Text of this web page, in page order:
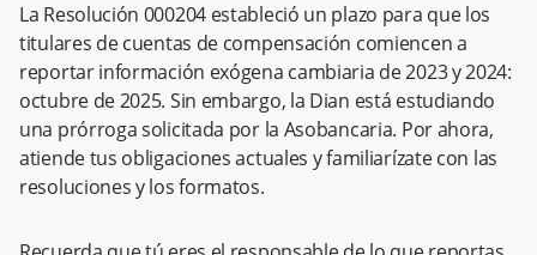
La Resolución 000204 estableció un plazo para que los
titulares de cuentas de compensación comiencen a
reportar información exógena cambiaria de 2023 y 2024:
octubre de 2025. Sin embargo, la Dian está estudiando
una prórroga solicitada por la Asobancaria. Por ahora,
atiende tus obligaciones actuales y familiarízate con las
resoluciones y los formatos.